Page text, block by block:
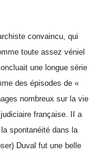
convaincu, qui
toute assez véniel
une longue série
des épisodes de «
nombreux sur la vie
française. II a
spontanéité dans la
Duval fut une belle